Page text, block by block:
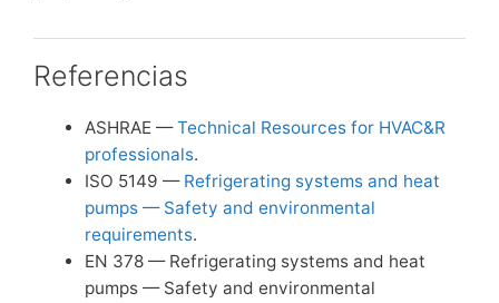
Referencias
ASHRAE —Technical Resources for HVAC&R
professionals.
ISO 5149 — Refrigerating systems and heat
pumps — Safety and environmental
requirements.
EN 378 — Refrigerating systems and heat
pumps — Safety and environmental